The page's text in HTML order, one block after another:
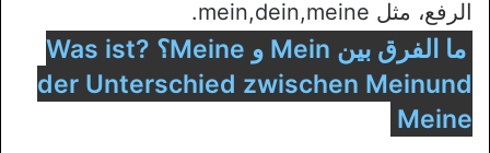
الرفع، مثل mein,dein,meine.
ما الفرق بين Mein و Meine؟ ?Was ist
der Unterschied zwischen Meinund
Meine